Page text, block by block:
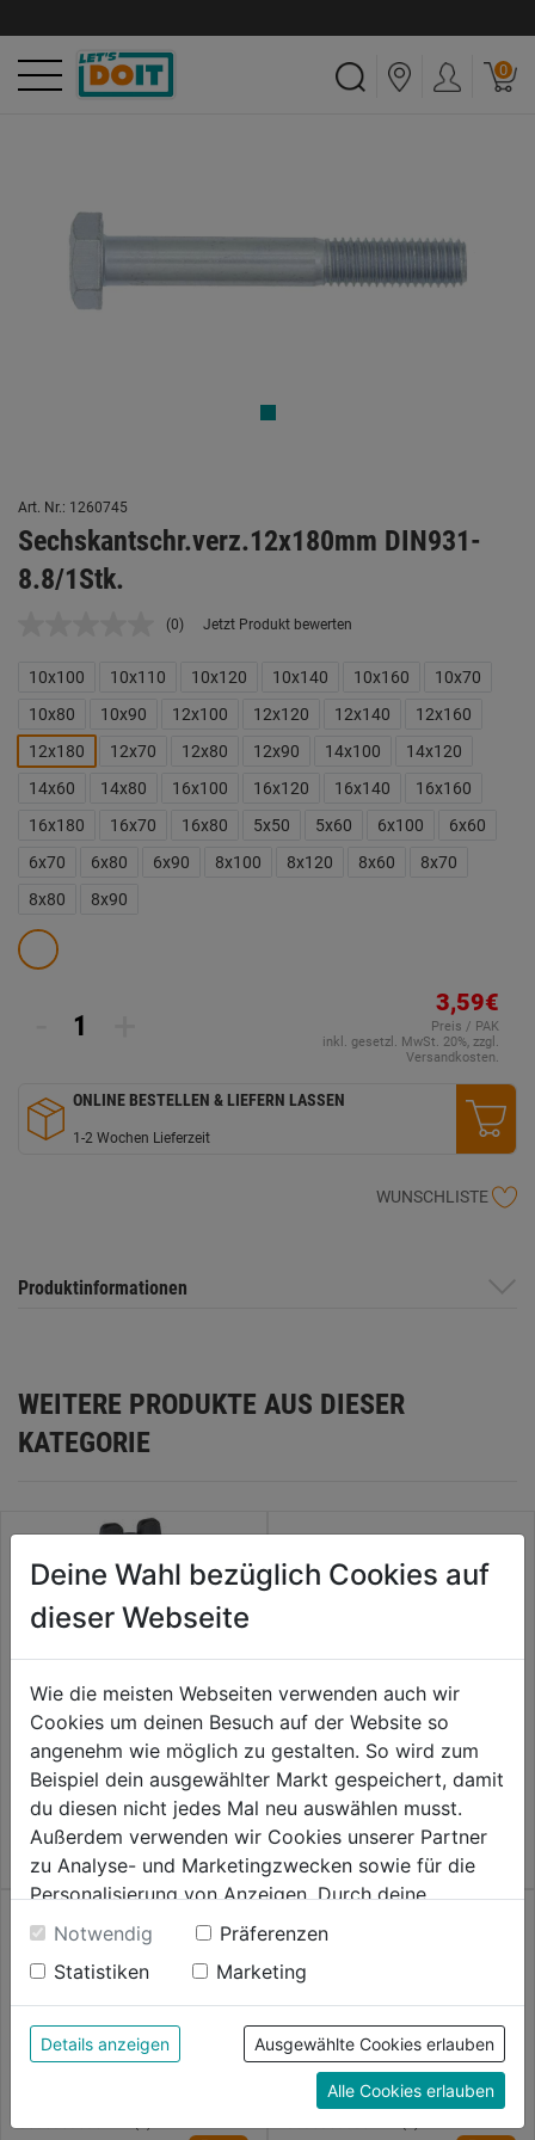
0
Art. Nr.: 1260745
Sechskantschr.verz.12x180mm DIN931-
8.8/1Stk.
Kein
Link
derselben
(0) Jetzt Produkt bewerten
10x100 10x110 10x120 10x140 10x160
10x70
10x80
10x90 12x100 12x120 12x140
12x160
12x180
12x70 12x80 12x90 14x100
14x120
14x60
14x80 16x100 16x120 16x140
16x160
16x180
16x70 16x80 5x50 5x60 6x100
6x60
6x70
6x80 6x90 8x100 8x120 8x60
8x70
8x80
8x90
3,59€
Preis / PAK
inkl. gesetzl. MwSt. 20%, zzgl.
Versandkosten.
ONLINE BESTELLEN & LIEFERN LASSEN
1-2 Wochen Lieferzeit
WUNSCHLISTE
Produktinformationen
WEITERE PRODUKTE AUS DIESER
KATEGORIE
0.0 (0)
0.0
von
Sternen.
3,79€
0.0 (0)
0.0
von
5
Sternen.
3,79€
Linsenschraube verzinkt
0.0
Senkschraube verz. DIN9665-
4.8 m. Muttern
0.0
Deine Wahl bezüglich Cookies auf
dieser Webseite
Wie die meisten Webseiten verwenden auch wir
Cookies um deinen Besuch auf der Website so
angenehm wie möglich zu gestalten. So wird zum
Beispiel dein ausgewählter Markt gespeichert, damit
du diesen nicht jedes Mal neu auswählen musst.
Außerdem verwenden wir Cookies unserer Partner
zu Analyse- und Marketingzwecken sowie für die
Personalisierung von Anzeigen. Durch deine
Einwilligung werden die Daten von Drittanbieter,
unter anderem auch in den USA, verarbeitet.
Durch Klick auf "Alle Cookies erlauben" stimmst du
der Verwendung aller Cookies zu. Unter "Details
anzeigen" findest du alle Infos zu den
unterschiedlichen Cookies, unter "Cookies
Konfigurieren" kannst du auswählen, welche Cookies
du zulassen möchtest und welche nicht.
Notwendig
Präferenzen
Statistiken
Marketing
Details anzeigen Ausgewählte Cookies erlauben
Alle Cookies erlauben